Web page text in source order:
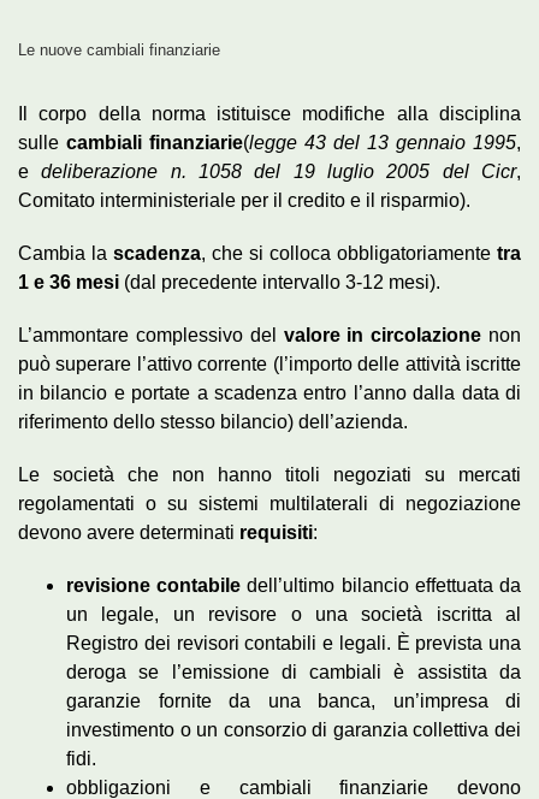
Le nuove cambiali finanziarie
Il corpo della norma istituisce modifiche alla disciplina
sulle cambiali finanziarie(legge 43 del 13 gennaio 1995,
edeliberazione n. 1058 del 19 luglio 2005 del Cicr,
Comitato interministeriale per il credito e il risparmio).
Cambia la scadenza, che si colloca obbligatoriamente tra
1 e 36 mesi (dal precedente intervallo 3-12 mesi).
L’ammontare complessivo del valore in circolazione non
può superare l’attivo corrente (l’importo delle attività iscritte
in bilancio e portate a scadenza entro l’anno dalla data di
riferimento dello stesso bilancio) dell’azienda.
Le società che non hanno titoli negoziati su mercati
regolamentati o su sistemi multilaterali di negoziazione
devono avere determinati requisiti:
revisione contabile dell’ultimo bilancio effettuata da
un legale, un revisore o una società iscritta al
Registro dei revisori contabili e legali. È prevista una
deroga se l’emissione di cambiali è assistita da
garanzie fornite da una banca, un’impresa di
investimento o un consorzio di garanzia collettiva dei
fidi.
obbligazioni e cambiali finanziarie devono